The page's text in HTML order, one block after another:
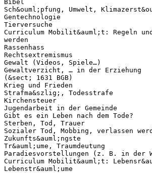
Bibel
Sch&ouml;pfung, Umwelt,
Gentechnologie
Tierversuche
Curriculum Mobilit&auml;t: Regeln
werden
Rassenhass
Rechtsextremismus
Gewalt (Videos, Spiele…)
Gewaltverzicht, … in der Erziehung
(&sect; 1631 BGB)
Krieg und Frieden
Strafma&szlig;, Todesstrafe
Kirchensteuer
Jugendarbeit in der Gemeinde
Gibt es ein Leben nach dem Tode?
Sterben, Tod, Trauer
Sozialer Tod, Mobbing, verlassen
Zukunfts&auml;ngste
Tr&auml;ume, Traumdeutung
Paradiesvorstellungen (z. B. in der
Curriculum Mobilit&auml;t:
Lebenstr&auml;ume